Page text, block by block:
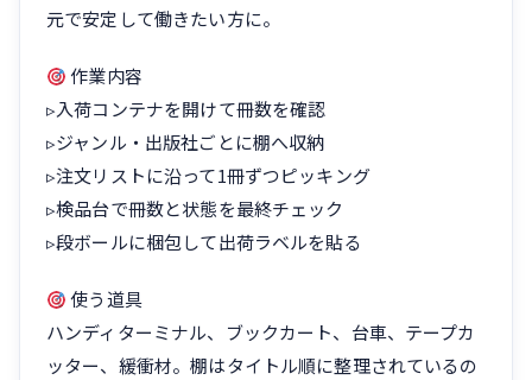
元で安定して働きたい方に。
作業内容
▹入荷コンテナを開けて冊数を確認
▹ジャンル・出版社ごとに棚へ収納
▹注文リストに沿って1冊ずつピッキング
▹検品台で冊数と状態を最終チェック
▹段ボールに梱包して出荷ラベルを貼る
使う道具
ハンディターミナル、ブックカート、台車、テープカ
ッター、緩衝材。棚はタイトル順に整理されているの